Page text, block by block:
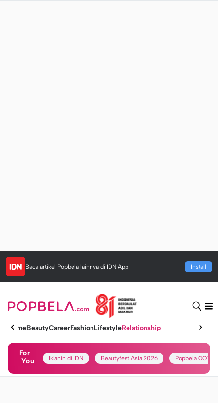
Baca artikel Popbela lainnya di IDN App Install
HomeBeautyCareerFashionLifestyleRelationship
For
You
Iklanin di IDN Beautyfest Asia 2026 Popbela OOTD